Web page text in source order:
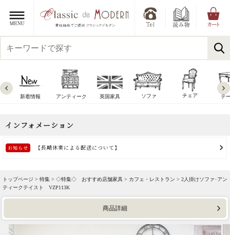
新着情報 アンティーク 英国家具 ソファ チェア テ
トップページ > 特集 > ◇特集◇ おすすめ店舗家具 > カフェ・レストラン > 2人掛けソファ･アン
ティークテイスト VZP113K
商品詳細